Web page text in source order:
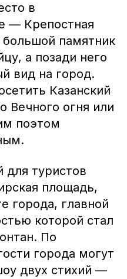
в
— Крепостная
большой памятник
а позади него
вид на город.
Казанский
Вечного огня или
поэтом
для туристов
площадь,
города, главной
которой стал
По
города могут
двух стихий —